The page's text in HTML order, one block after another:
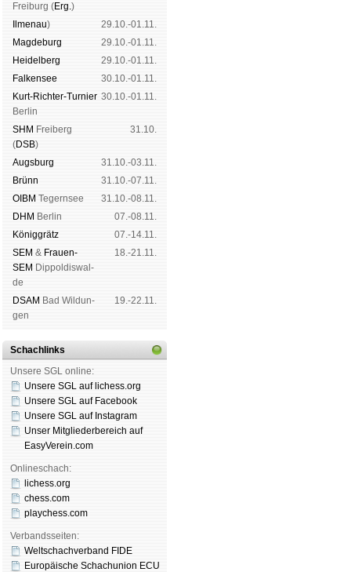
Frei­burg (Erg.)
Il­me­nau)
29.10.-01.11.
Mag­de­burg
29.10.-01.11.
Hei­del­berg
29.10.-01.11.
Fal­ken­see
30.10.-01.11.
Kurt-Rich­ter-Tur­nier
Ber­lin
30.10.-01.11.
SHM Frei­berg
(DSB)
31.10.
Augs­burg
31.10.-03.11.
Brünn
31.10.-07.11.
OIBM Tegern­see
31.10.-08.11.
DHM Ber­lin
07.-08.11.
König­grätz
07.-14.11.
SEM & Frauen-
SEM Dip­pol­dis­wal­
de
18.-21.11.
DSAM Bad Wil­dun­
gen
19.-22.11.
Schachlinks
Unsere SGL online:
Unsere SGL auf li­chess.org
Unsere SGL auf Face­book
Unsere SGL auf Insta­gram
Unser Mitgliederbereich auf
EasyVerein.com
Onlineschach:
lichess.org
chess.com
playchess.com
Verbandsseiten:
Weltschachverband FIDE
Europäische Schachunion ECU